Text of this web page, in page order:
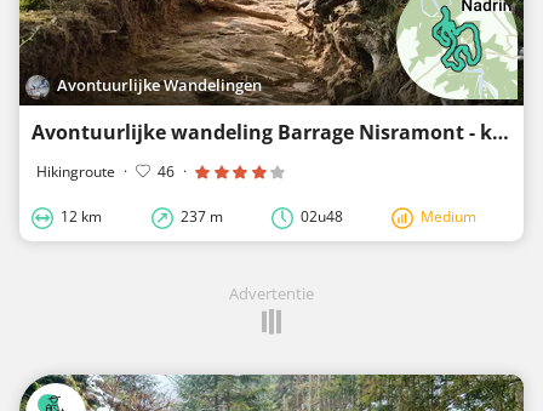
Avontuurlijke Wandelingen
Avontuurlijke wandeling Barrage Nisramont - klimmen over Le Herou - waden door de Ourthe
Hikingroute · 46 ·
12 km 237 m 02u48 Medium
Advertentie